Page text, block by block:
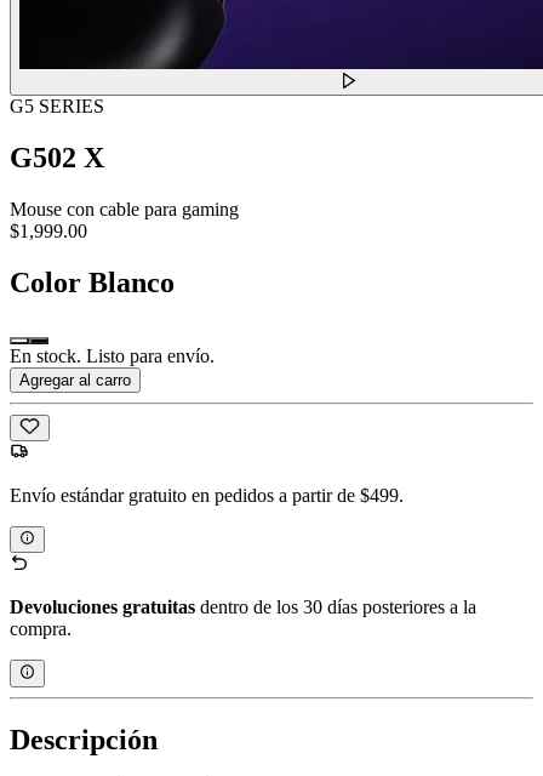
G5 SERIES
G502 X
Mouse con cable para gaming
$1,999.00
Color Blanco
En stock. Listo para envío.
Agregar al carro
Envío estándar gratuito en pedidos a partir de $499.
Devoluciones gratuitas dentro de los 30 días posteriores a la
compra.
Descripción